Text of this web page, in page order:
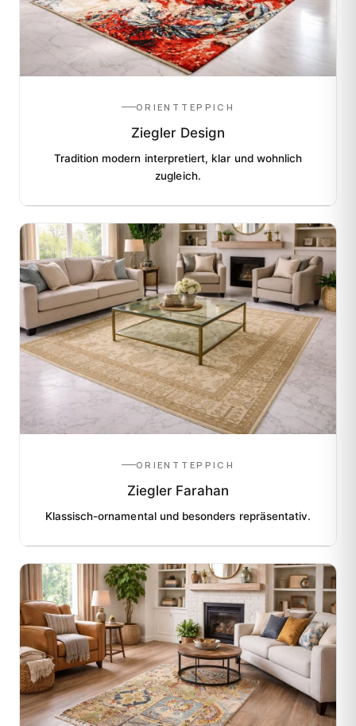
ORIENTTEPPICH
Ziegler Design
Tradition modern interpretiert, klar und wohnlich
zugleich.
ORIENTTEPPICH
Ziegler Farahan
Klassisch-ornamental und besonders repräsentativ.